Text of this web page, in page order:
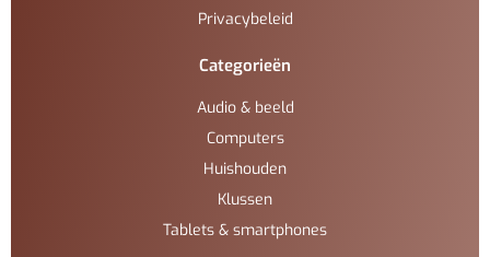
Privacybeleid
Categorieën
Audio & beeld
Computers
Huishouden
Klussen
Tablets & smartphones